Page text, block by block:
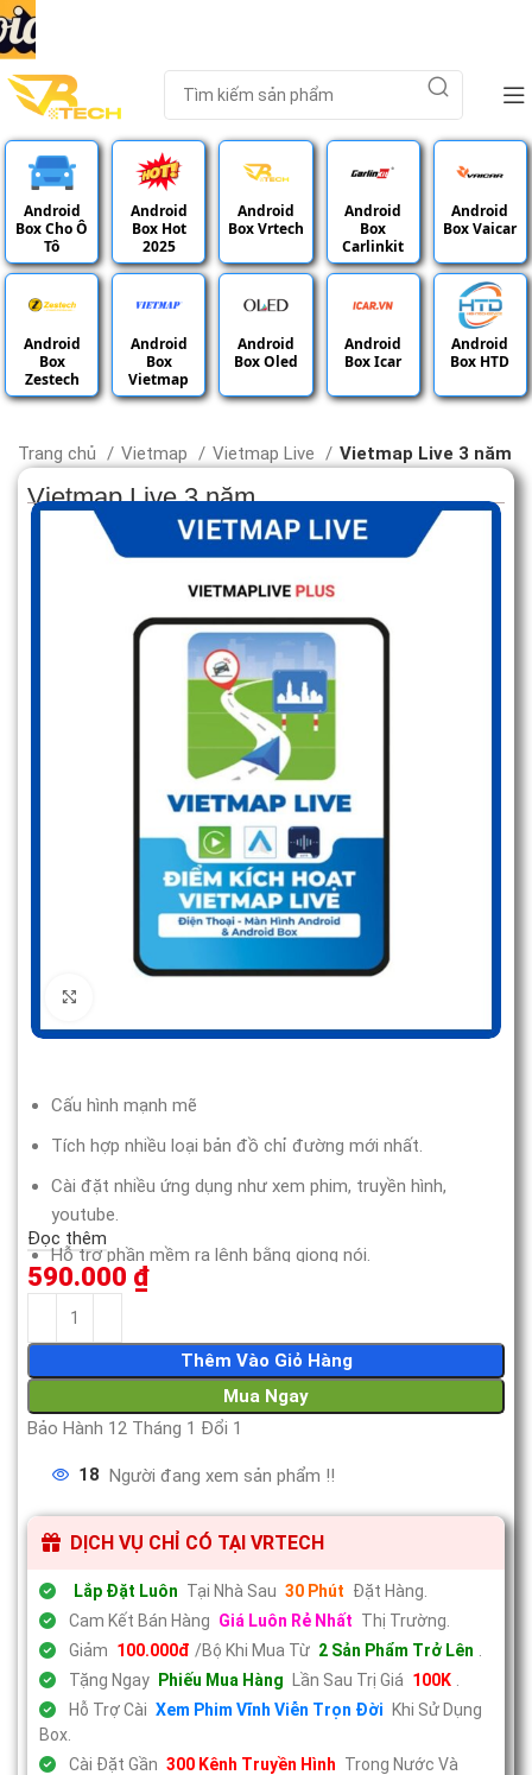
Android
Box Cho Ô
Tô
Android
Box Hot
2025
Android
Box Vrtech
Android
Box
Carlinkit
Android
Box Vaicar
Android
Box
Zestech
Android
Box
Vietmap
Android
Box Oled
Android
Box Icar
Android
Box HTD
Trang chủ Vietmap Vietmap Live Vietmap Live 3 năm
Vietmap Live 3 năm
Cấu hình mạnh mẽ
Tích hợp nhiều loại bản đồ chỉ đường mới nhất.
Cài đặt nhiều ứng dụng như xem phim, truyền hình,
youtube.
Hỗ trợ phần mềm ra lệnh bằng giọng nói.
Đèn LED thay đổi màu sắc hợp thẫm mỹ.
Đọc thêm
590.000 ₫
Thêm Vào Giỏ Hàng
Mua Ngay
Bảo Hành 12 Tháng 1 Đổi 1
18 Người đang xem sản phẩm !!
DỊCH VỤ CHỈ CÓ TẠI VRTECH
Lắp Đặt Luôn Tại Nhà Sau 30 Phút Đặt Hàng.
Cam Kết Bán Hàng Giá Luôn Rẻ Nhất Thị Trường.
Giảm 100.000đ /Bộ Khi Mua Từ 2 Sản Phẩm Trở Lên
Tặng Ngay
Phiếu Mua Hàng Lần Sau Trị Giá 100K
Hỗ Trợ Cài Xem Phim Vĩnh Viễn Trọn Đời
Khi Sử Dụng
Box.
Cài Đặt Gần 300 Kênh Truyền Hình Trong Nước Và